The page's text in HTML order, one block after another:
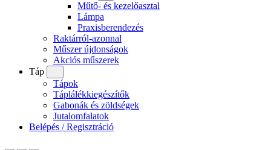
Műtő- és kezelőasztal
Lámpa
Praxisberendezés
Raktárról-azonnal
Műszer újdonságok
Akciós műszerek
Táp
Tápok
Táplálékkiegészítők
Gabonák és zöldségek
Jutalomfalatok
Belépés / Regisztráció